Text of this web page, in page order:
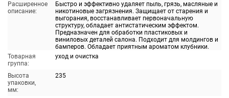
Расширенное
описание:
Быстро и эффективно удаляет пыль, грязь, масляные и
никотиновые загрязнения. Защищает от старения и
выгорания, восстанавливает первоначальную
структуру, обладает антистатическим эффектом.
Предназначен для обработки пластиковых и
виниловых деталей салона. Подходит для молдингов и
бамперов. Обладает приятным ароматом клубники.
Товарная
группа:
уход и очистка
Высота
упаковки,
мм:
235